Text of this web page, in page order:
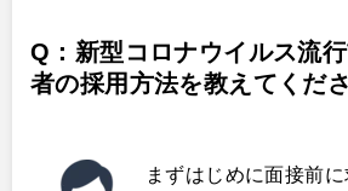
Q：新型コロナウイルス流
者の採用方法を教えてくださ
まずはじめに面接前